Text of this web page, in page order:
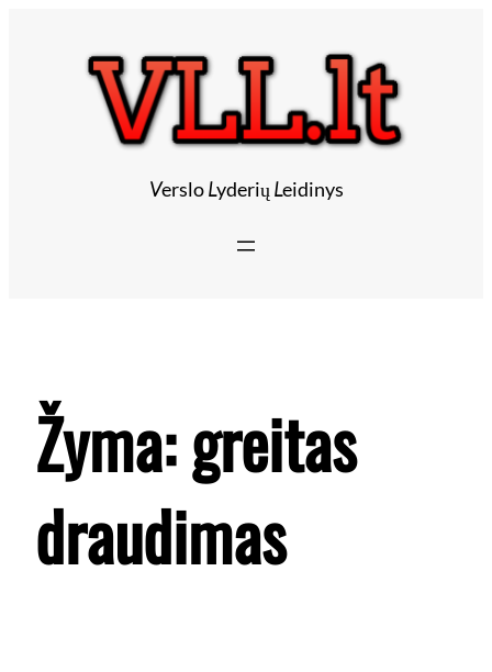
VersloLyderių Leidinys
Žyma:greitas
draudimas